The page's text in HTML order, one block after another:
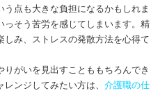
点も大きな負担になるかもしれま
そう苦労を感じてしまいます。精
み、ストレスの発散方法を心得て
がいを見出すことももちろんでき
ンジしてみたい方は、 介護職の仕